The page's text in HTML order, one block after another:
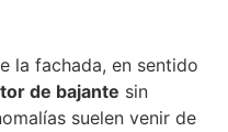
la fachada, en sentido
de bajante sin
suelen venir de